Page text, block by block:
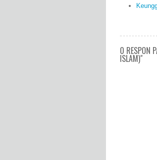
0 RESPON
ISLAM)"